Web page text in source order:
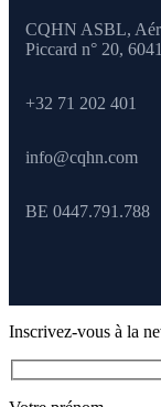
CQHN ASBL,
Piccard n° 20,
+32 71 202 401
info@cqhn.com
BE 0447.791.788
Inscrivez-vous à la